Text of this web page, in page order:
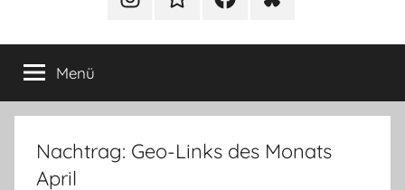
Menü
Nachtrag: Geo-Links des Monats
April